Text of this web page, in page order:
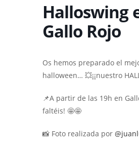
Halloswing
Gallo Rojo
Os hemos preparado el
halloween… 💥¡¡nuestro
📌A partir de las 19h en
faltéis! 🤩🤩
📸 Foto realizada por